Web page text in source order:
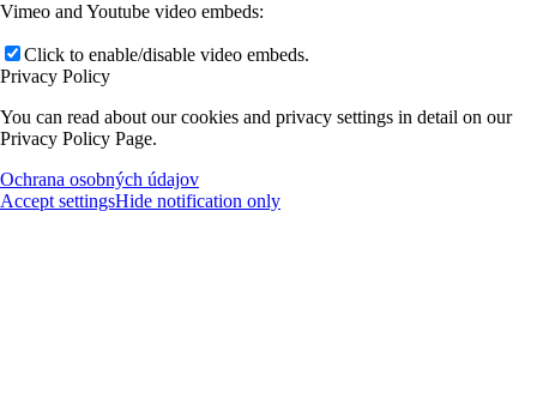
Vimeo and Youtube video embeds:
Click to enable/disable video embeds.
Privacy Policy
You can read about our cookies and privacy settings in detail on our
Privacy Policy Page.
Ochrana osobných údajov
Accept settingsHide notification only